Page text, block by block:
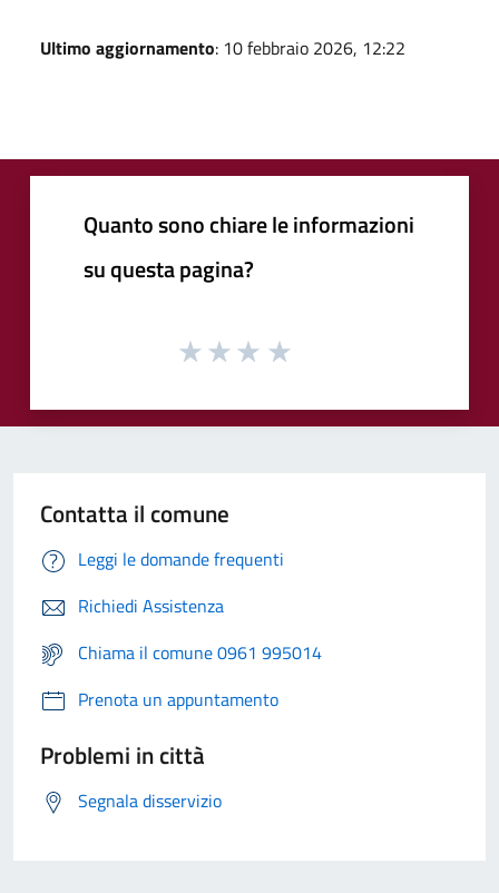
Ultimo aggiornamento: 10 febbraio 2026, 12:22
Quanto sono chiare le informazioni
su questa pagina?
Contatta il comune
Leggi le domande frequenti
Richiedi Assistenza
Chiama il comune 0961 995014
Prenota un appuntamento
Problemi in città
Segnala disservizio